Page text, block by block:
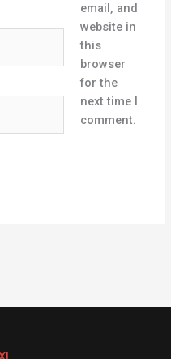
email, and
website in
this
browser
for the
next time I
comment.